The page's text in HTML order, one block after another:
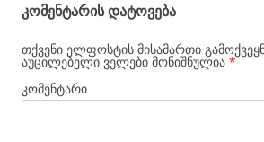
კომენტარის დატოვება
თქვენი ელფოსტის მისამართი
აუცილებელი ველები მონიშნულია *
კომენტარი